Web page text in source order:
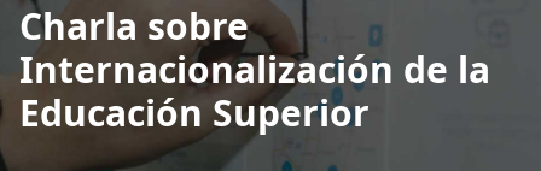
Charla sobre
Internacionalización de la
Educación Superior